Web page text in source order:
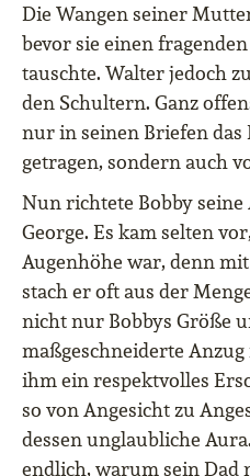
Die Wangen seiner
bevor sie einen
tauschte. Walter jedoch
den Schultern. Ganz
nur in seinen Briefen das
getragen, sondern auch
Nun richtete Bobby
George. Es kam selten
Augenhöhe war, denn
stach er oft aus der
nicht nur Bobbys Größe
maßgeschneiderte
ihm ein respektvolles
so von Angesicht zu
dessen unglaubliche
endlich, warum sein Dad